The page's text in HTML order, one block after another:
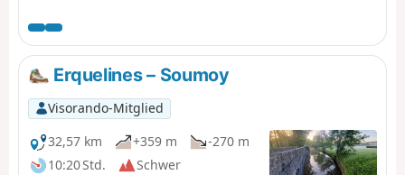
Aufenthalt ein.
Erquelines – Soumoy
Visorando-Mitglied
32,57 km
+359 m
-270 m
10:20 Std.
Schwer